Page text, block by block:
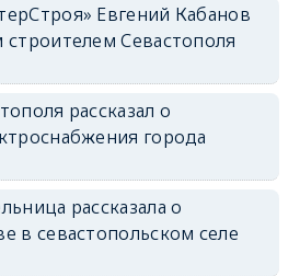
Евгений Кабанов
Севастополя
рассказал о
города
рассказала о
в севастопольском селе